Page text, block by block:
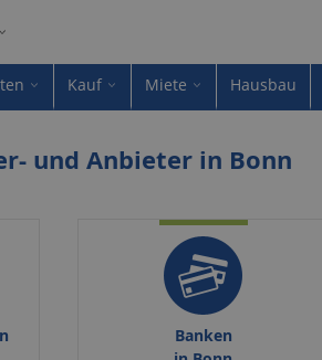
Kauf Miete Hausbau
und Anbieter in Bonn
Banken